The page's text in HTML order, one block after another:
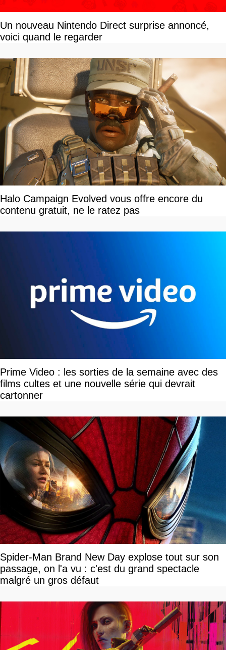
Un nouveau Nintendo Direct surprise annoncé,
voici quand le regarder
Halo Campaign Evolved vous offre encore du
contenu gratuit, ne le ratez pas
Prime Video : les sorties de la semaine avec des
films cultes et une nouvelle série qui devrait
cartonner
Spider-Man Brand New Day explose tout sur son
passage, on l'a vu : c'est du grand spectacle
malgré un gros défaut